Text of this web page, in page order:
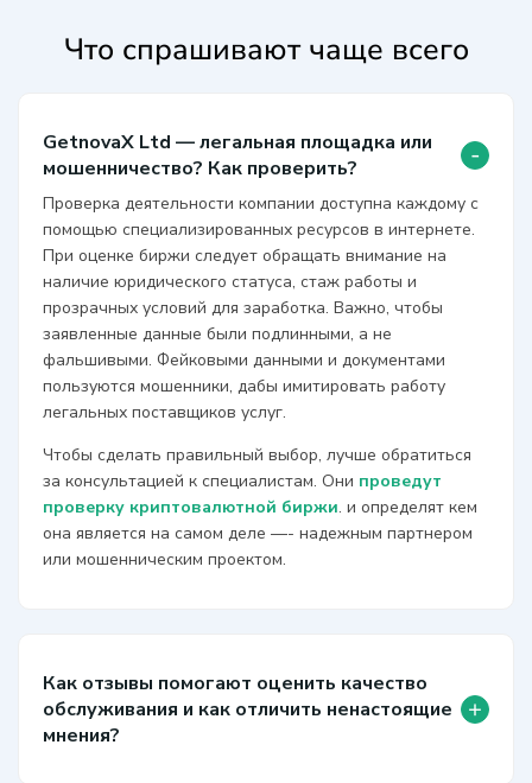
Что спрашивают чаще всего
GetnovaX Ltd — легальная площадка или
мошенничество? Как проверить?
-
Проверка деятельности компании доступна каждому с
помощью специализированных ресурсов в интернете.
При оценке биржи следует обращать внимание на
наличие юридического статуса, стаж работы и
прозрачных условий для заработка. Важно, чтобы
заявленные данные были подлинными, а не
фальшивыми. Фейковыми данными и документами
пользуются мошенники, дабы имитировать работу
легальных поставщиков услуг.
Чтобы сделать правильный выбор, лучше обратиться
за консультацией к специалистам. Они проведут
проверку криптовалютной биржи. и определят кем
она является на самом деле —- надежным партнером
или мошенническим проектом.
Как отзывы помогают оценить качество
обслуживания и как отличить ненастоящие
мнения?
+